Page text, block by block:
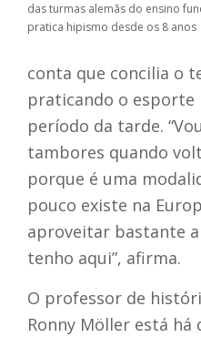
das turmas alemãs do ensino
pratica hipismo desde os 8 anos
conta que concilia o
praticando o esporte
período da tarde.
tambores quando
porque é uma
pouco existe na
aproveitar bastante
tenho aqui”, afirma.
O professor de
Ronny Möller está há